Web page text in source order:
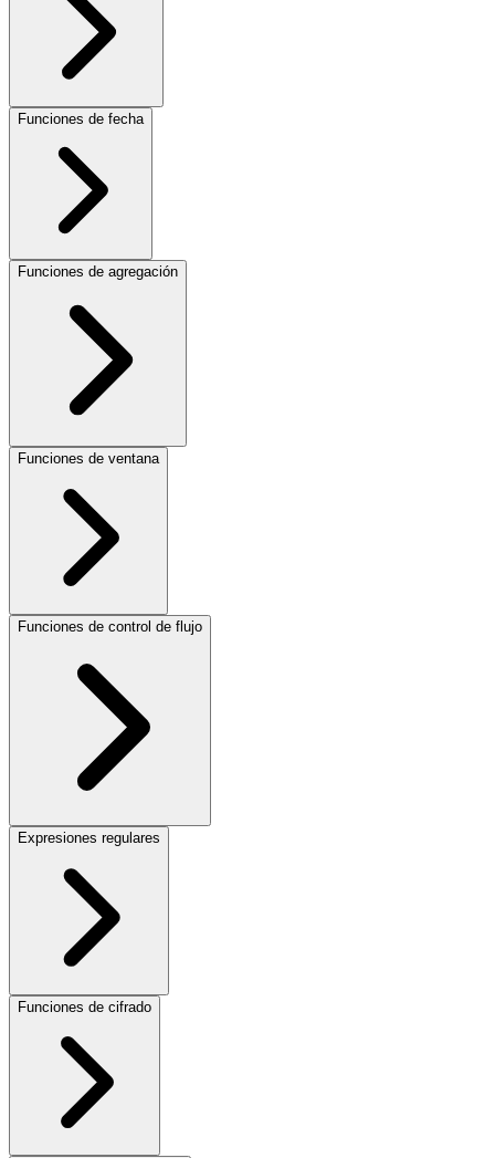
Funciones de fecha
Funciones de agregación
Funciones de ventana
Funciones de control de flujo
Expresiones regulares
Funciones de cifrado